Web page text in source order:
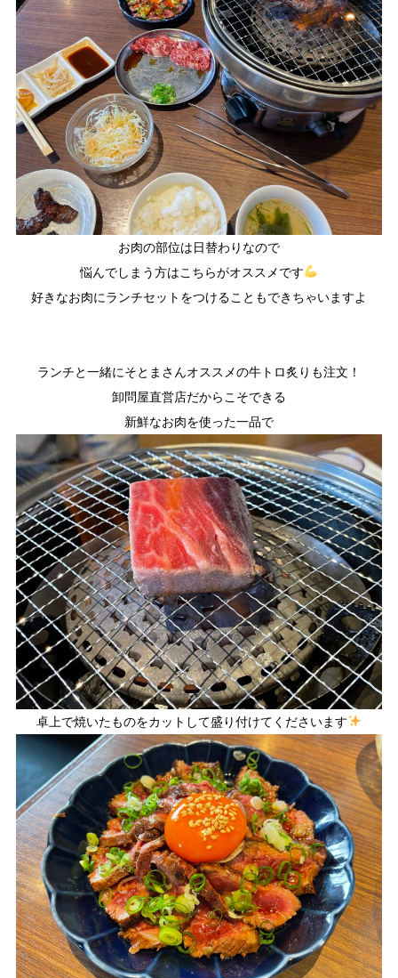
お肉の部位は日替わりなので
悩んでしまう方はこちらがオススメです
好きなお肉にランチセットをつけることもできちゃいますよ
ランチと一緒にそとまさんオススメの牛トロ炙りも注文！
卸問屋直営店だからこそできる
新鮮なお肉を使った一品で
卓上で焼いたものをカットして盛り付けてくださいます